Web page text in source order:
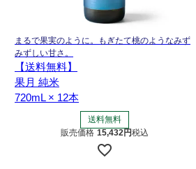
まるで果実のように。もぎたて桃のようなみず
みずしい甘さ。
【送料無料】
果月 純米
720mL × 12本
送料無料
販売価格 15,432 税込